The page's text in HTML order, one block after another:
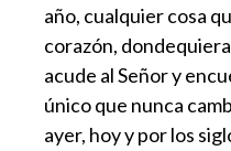
año, cualquier cosa
corazón,
acude al Señor y
único que nunca
ayer, hoy y por los